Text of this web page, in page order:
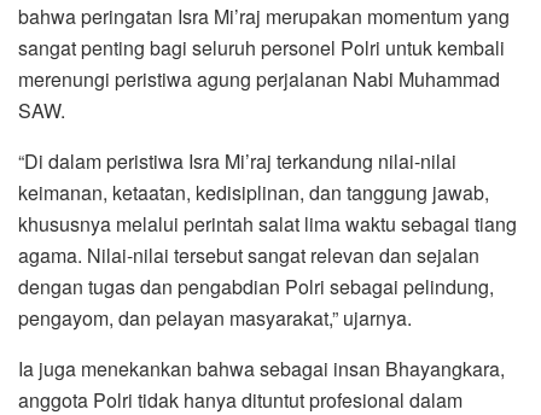
bahwa peringatan Isra Mi’raj merupakan momentum yang
sangat penting bagi seluruh personel Polri untuk kembali
merenungi peristiwa agung perjalanan Nabi Muhammad
SAW.
“Di dalam peristiwa Isra Mi’raj terkandung nilai-nilai
keimanan, ketaatan, kedisiplinan, dan tanggung jawab,
khususnya melalui perintah salat lima waktu sebagai tiang
agama. Nilai-nilai tersebut sangat relevan dan sejalan
dengan tugas dan pengabdian Polri sebagai pelindung,
pengayom, dan pelayan masyarakat,” ujarnya.
Ia juga menekankan bahwa sebagai insan Bhayangkara,
anggota Polri tidak hanya dituntut profesional dalam